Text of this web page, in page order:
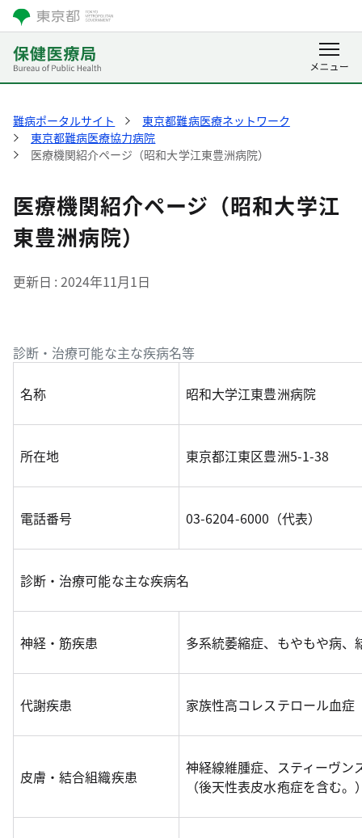
難病ポータルサイト
東京都難病医療ネットワーク
東京都難病医療協力病院
医療機関紹介ページ（昭和大学江東豊洲病院）
医療機関紹介ページ（昭和大学江
東豊洲病院）
更新日 2024年11月1日
診断・治療可能な主な疾病名等
名称 昭和大学江東豊洲病院
所在地 東京都江東区豊洲5-1-38
電話番号 03-6204-6000（代表）
診断・治療可能な主な疾病名
神経・筋疾患 多系統萎縮症、もやもや病、
代謝疾患 家族性高コレステロール血
皮膚・結合組織疾患
神経線維腫症、スティーヴン
（後天性表皮水疱症を含む。